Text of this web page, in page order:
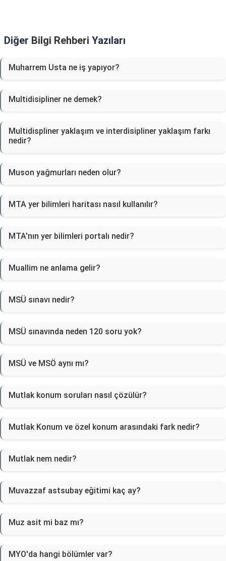
Diğer Bilgi Rehberi Yazıları
Muharrem Usta ne iş yapıyor?
Multidisipliner ne demek?
Multidispliner yaklaşım ve interdisipliner yaklaşım farkı
nedir?
Muson yağmurları neden olur?
MTA yer bilimleri haritası nasıl kullanılır?
MTA'nın yer bilimleri portalı nedir?
Muallim ne anlama gelir?
MSÜ sınavı nedir?
MSÜ sınavında neden 120 soru yok?
MSÜ ve MSÖ aynı mı?
Mutlak konum soruları nasıl çözülür?
Mutlak Konum ve özel konum arasındaki fark nedir?
Mutlak nem nedir?
Muvazzaf astsubay eğitimi kaç ay?
Muz asit mi baz mı?
MYO'da hangi bölümler var?